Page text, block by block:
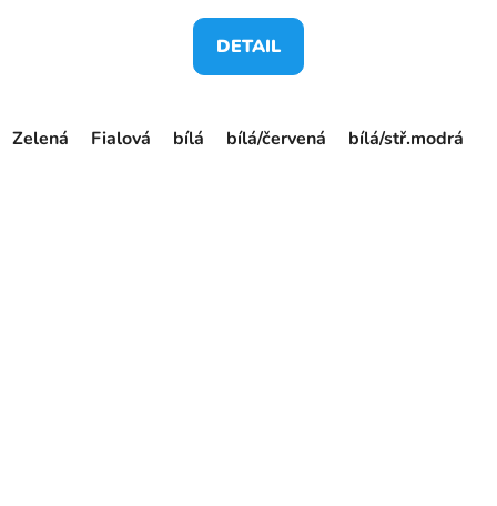
DETAIL
Zelená Fialová bílá bílá/červená bílá/stř.modrá